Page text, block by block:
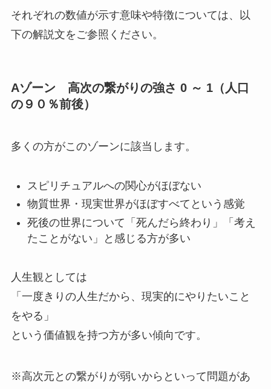
それぞれの数値が示す意味や特徴については、以
下の解説文をご参照ください。
Aゾーン 高次の繋がりの強さ 0 ～ 1（人口
の９０％前後）
多くの方がこのゾーンに該当します。
スピリチュアルへの関心がほぼない
物質世界・現実世界がほぼすべてという感覚
死後の世界について「死んだら終わり」「考え
たことがない」と感じる方が多い
人生観としては
「一度きりの人生だから、現実的にやりたいこと
をやる」
という価値観を持つ方が多い傾向です。
※高次元との繋がりが弱いからといって問題があ